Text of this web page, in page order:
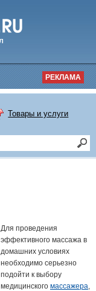
РЕКЛАМА
Товары и услуги
Для проведения
эффективного массажа в
домашних условиях
необходимо серьезно
подойти к выбору
медицинского массажера,